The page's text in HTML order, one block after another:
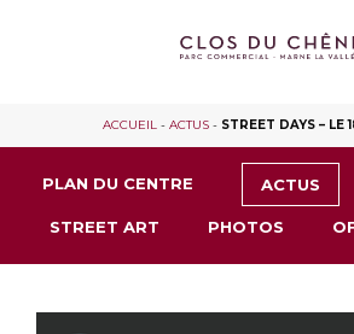
ACCUEIL - ACTUS - STREET DAYS – LE
PLAN DU CENTRE ACTUS
STREET ART PHOTOS